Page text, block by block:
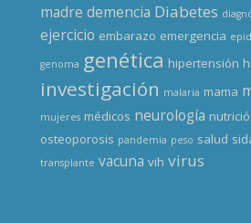
madre demencia Diabetes
ejercicio embarazo emergencia
genoma genética hipertensión
investigación malaria mama
mujeres médicos neurología
osteoporosis pandemia peso salud
transplante vacuna vih virus